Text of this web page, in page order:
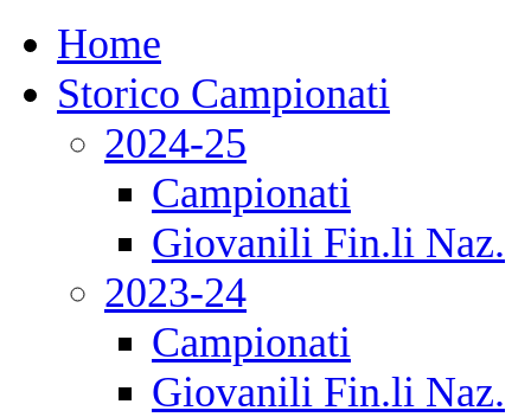
Home
Storico Campionati
2024-25
Campionati
Giovanili Fin.li Naz.
2023-24
Campionati
Giovanili Fin.li Naz.